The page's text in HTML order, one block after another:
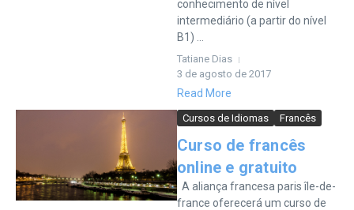
conhecimento de nível
intermediário (a partir do nível
B1) ...
Tatiane Dias
3 de agosto de 2017
Read More
Cursos de Idiomas Francês
Curso de francês
online e gratuito
A aliança francesa paris île-de-
france oferecerá um curso de